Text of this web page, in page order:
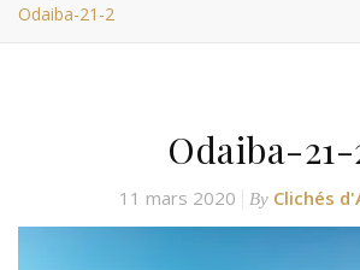
Odaiba-21-2
Odaiba-21-
11 mars 2020 By Clichés